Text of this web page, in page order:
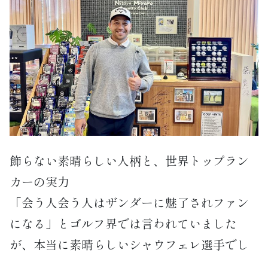
飾らない素晴らしい人柄と、世界トップラン
カーの実力
「会う人会う人はザンダーに魅了されファン
になる」とゴルフ界では言われていました
が、本当に素晴らしいシャウフェレ選手でし